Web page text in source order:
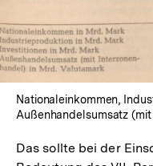
Nationaleinkommen,
Außenhandelsumsatz
Das sollte bei der